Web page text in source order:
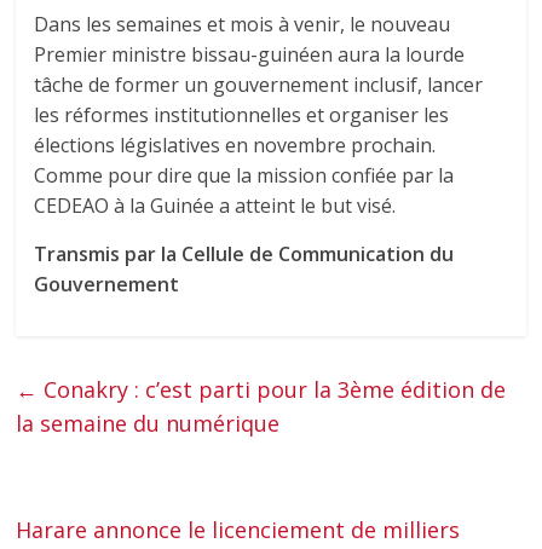
Dans les semaines et mois à venir, le nouveau
Premier ministre bissau-guinéen aura la lourde
tâche de former un gouvernement inclusif, lancer
les réformes institutionnelles et organiser les
élections législatives en novembre prochain.
Comme pour dire que la mission confiée par la
CEDEAO à la Guinée a atteint le but visé.
Transmis par la Cellule de Communication du
Gouvernement
← Conakry : c’est parti pour la 3ème édition de
la semaine du numérique
Harare annonce le licenciement de milliers